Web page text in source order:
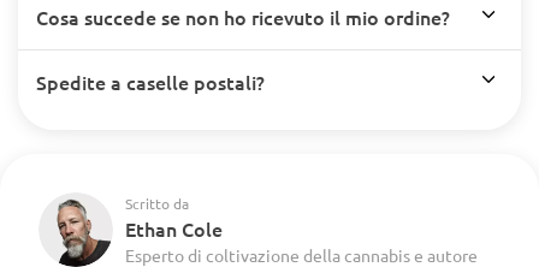
Cosa succede se non ho ricevuto il mio ordine?
Spedite a caselle postali?
Scritto da
Ethan Cole
Esperto di coltivazione della cannabis e autore